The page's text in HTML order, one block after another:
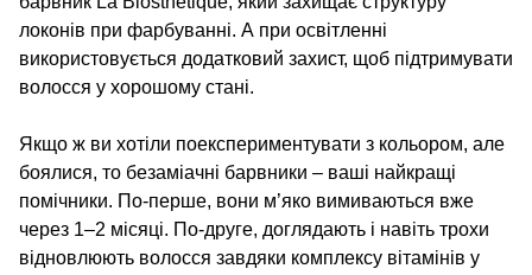
локонів при фарбуванні. А при освітленні
використовується додатковий захист, щоб підтримувати
волосся у хорошому стані.
Якщо ж ви хотіли поекспериментувати з кольором, але
боялися, то безаміачні барвники – ваші найкращі
помічники. По-перше, вони м’яко вимиваються вже
через 1–2 місяці. По-друге, доглядають і навіть трохи
відновлюють волосся завдяки комплексу вітамінів у